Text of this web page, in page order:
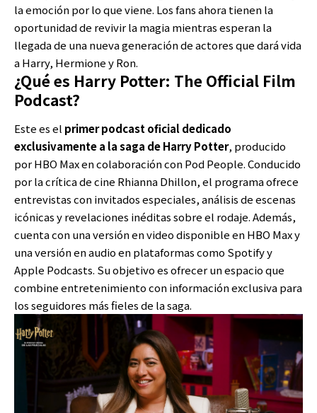
la emoción por lo que viene. Los fans ahora tienen la
oportunidad de revivir la magia mientras esperan la
llegada de una nueva generación de actores que dará vida
a Harry, Hermione y Ron.
¿Qué es Harry Potter: The Official Film
Podcast?
Este es el primer podcast oficial dedicado
exclusivamente a lasaga de Harry Potter, producido
por HBO Max en colaboración con Pod People. Conducido
por la crítica de cine Rhianna Dhillon, el programa ofrece
entrevistas con invitados especiales, análisis de escenas
icónicas y revelaciones inéditas sobre el rodaje. Además,
cuenta con una versión en video disponible en HBO Max y
una versión en audio en plataformas como Spotify y
Apple Podcasts. Su objetivo es ofrecer un espacio que
combine entretenimiento con información exclusiva para
los seguidores más fieles de la saga.